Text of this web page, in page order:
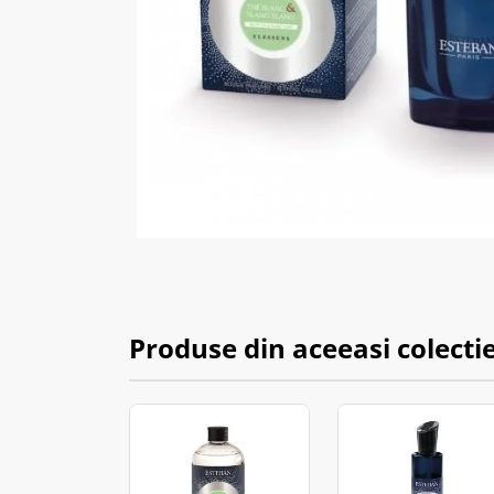
Produse din aceeasi